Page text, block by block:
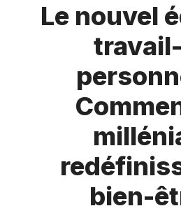
Le nouvel
bien-